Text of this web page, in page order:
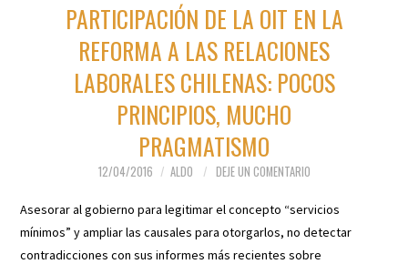
REFORMA LABORAL
PARTICIPACIÓN DE LA OIT EN LA
REFORMA A LAS RELACIONES
LABORALES CHILENAS: POCOS
PRINCIPIOS, MUCHO
PRAGMATISMO
12/04/2016 ALDO DEJE UN COMENTARIO
Asesorar al gobierno para legitimar el concepto “servicios
mínimos” y ampliar las causales para otorgarlos, no detectar
contradicciones con sus informes más recientes sobre